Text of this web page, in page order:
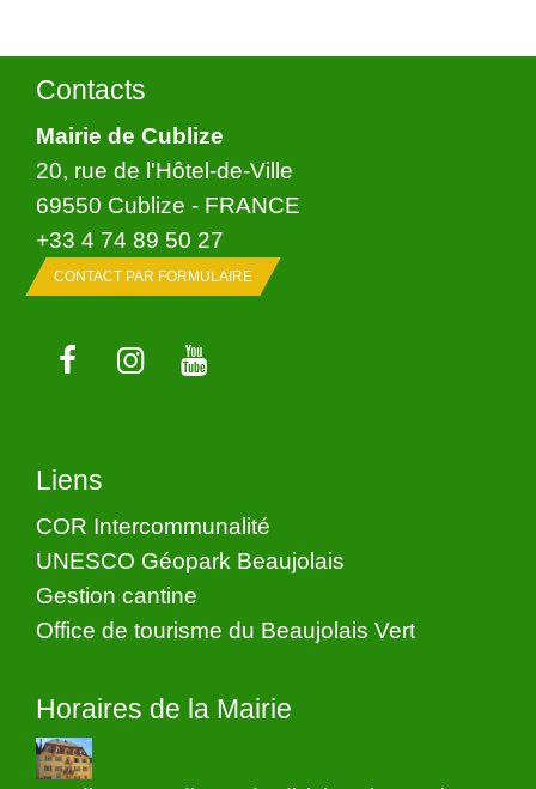
Contacts
Mairie de Cublize
20, rue de l'Hôtel-de-Ville
69550 Cublize - FRANCE
+33 4 74 89 50 27
CONTACT PAR FORMULAIRE
Liens
COR Intercommunalité
UNESCO Géopark Beaujolais
Gestion cantine
Office de tourisme du Beaujolais Vert
Horaires de la Mairie